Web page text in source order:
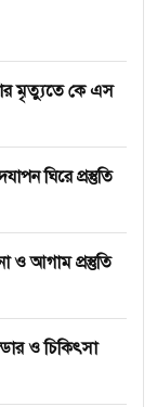
মৃত্যুতে কে এস
ঘিরে প্রস্তুতি
ও আগাম প্রস্তুতি
ও চিকিৎসা